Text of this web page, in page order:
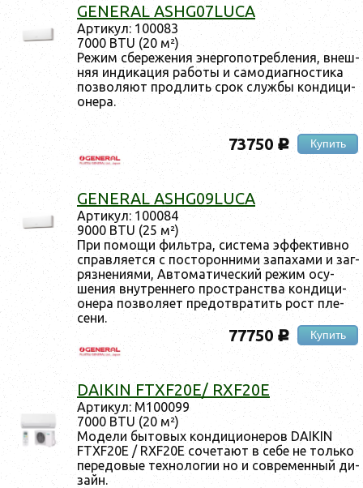
GENERAL ASHG07LUCA
Ар­ти­кул: 100083
7000 BTU (20 м²)
Ре­жим сбе­реже­ния энер­го­пот­ребле­ния, внеш­
няя ин­ди­кация ра­боты и са­моди­аг­ности­ка
поз­во­ля­ют прод­лить срок служ­бы кон­ди­ци­
оне­ра.
73750 c Купить
GENERAL ASHG09LUCA
Ар­ти­кул: 100084
9000 BTU (25 м²)
При по­мощи филь­тра, сис­те­ма эф­фектив­но
справ­ля­ет­ся с пос­то­рон­ни­ми за­паха­ми и заг­
рязне­ни­ями, Ав­то­мати­чес­кий ре­жим осу­
шения внут­ренне­го прос­транс­тва кон­ди­ци­
оне­ра поз­во­ля­ет пре­дот­вра­тить рост пле­
сени.
77750 c Купить
DAIKIN FTXF20E/ RXF20E
Ар­ти­кул: M100099
7000 BTU (20 м²)
Мо­дели бы­товых кон­ди­ци­оне­ров DAIKIN
FTXF20E / RXF20E со­чета­ют в се­бе не толь­ко
пе­редо­вые тех­но­логии но и сов­ре­мен­ный ди­
зайн.